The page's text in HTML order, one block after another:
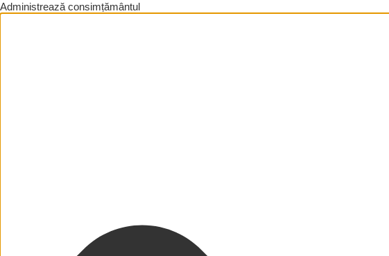
Administrează consimțământul